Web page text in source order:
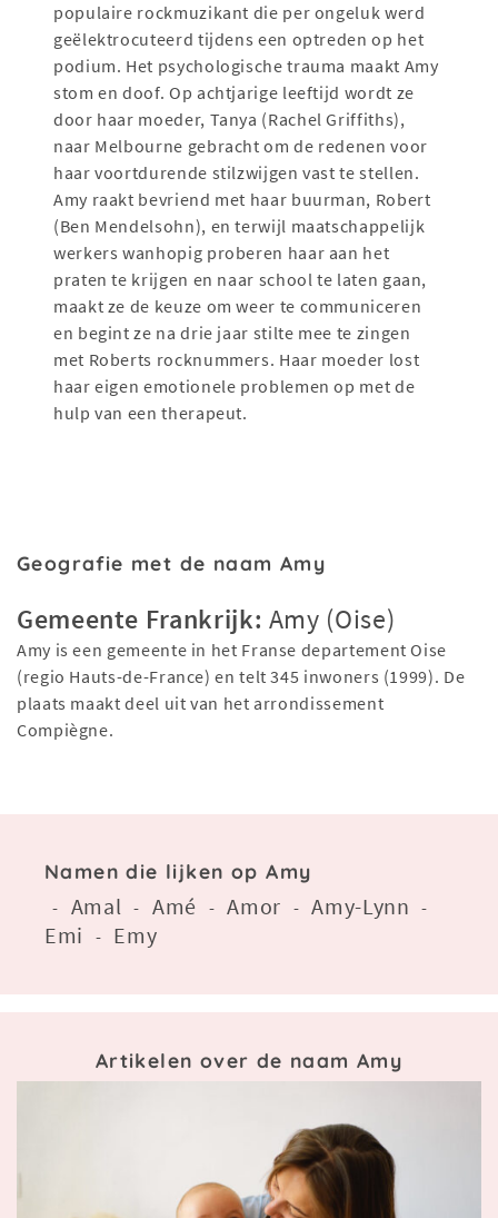
populaire rockmuzikant die per ongeluk werd
geëlektrocuteerd tijdens een optreden op het
podium. Het psychologische trauma maakt Amy
stom en doof. Op achtjarige leeftijd wordt ze
door haar moeder, Tanya (Rachel Griffiths),
naar Melbourne gebracht om de redenen voor
haar voortdurende stilzwijgen vast te stellen.
Amy raakt bevriend met haar buurman, Robert
(Ben Mendelsohn), en terwijl maatschappelijk
werkers wanhopig proberen haar aan het
praten te krijgen en naar school te laten gaan,
maakt ze de keuze om weer te communiceren
en begint ze na drie jaar stilte mee te zingen
met Roberts rocknummers. Haar moeder lost
haar eigen emotionele problemen op met de
hulp van een therapeut.
Geografie met de naam Amy
Gemeente Frankrijk: Amy (Oise)
Amy is een gemeente in het Franse departement Oise
(regio Hauts-de-France) en telt 345 inwoners (1999). De
plaats maakt deel uit van het arrondissement
Compiègne.
Namen die lijken op Amy
- Amal - Amé -Amor -Amy-Lynn -
Emi - Emy
Artikelen over de naam Amy